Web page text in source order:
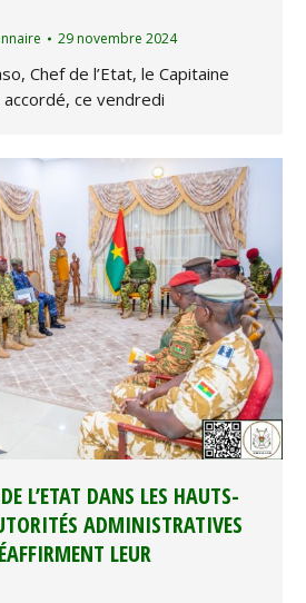
29 novembre 2024
Chef de l’Etat, le Capitaine
accordé, ce vendredi
L’ETAT DANS LES HAUTS-
ADMINISTRATIVES
LEUR